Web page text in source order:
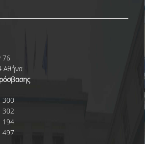
76
Αθήνα
300
302
194
497